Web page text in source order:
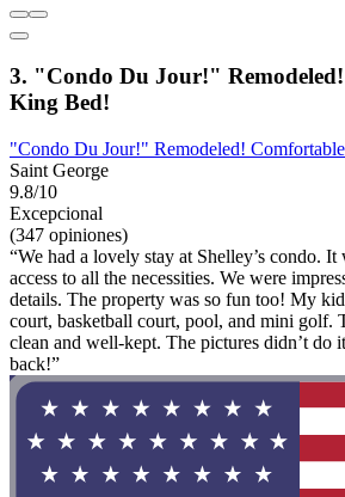
3. "Condo Du Jour!"
King Bed!
"Condo Du Jour!" Remodeled!
Saint George
9.8/10
Excepcional
(347 opiniones)
“We had a lovely stay at Shelley’s condo. It
access to all the necessities. We were
details. The property was so fun too! My
court, basketball court, pool, and mini golf.
clean and well-kept. The pictures didn’t do
back!”